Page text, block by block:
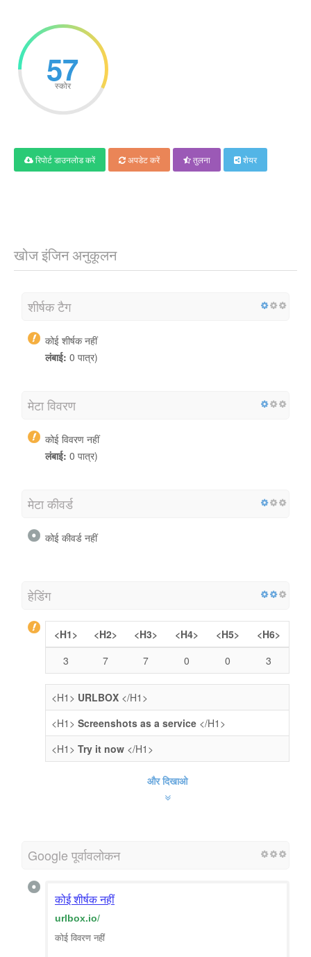
57
स्कोर
रिपोर्ट डाउनलोड करें अपडेट करें तुलना शेयर
खोज इंजिन अनुकूलन
शीर्षक टैग
कोई शीर्षक नहीं
लंबाई: 0 पात्र)
मेटा विवरण
कोई विवरण नहीं
लंबाई: 0 पात्र)
मेटा कीवर्ड
कोई कीवर्ड नहीं
हेडिंग
<H1> <H2> <H3> <H4> <H5>
<H6>
3
7 7 0 0 3
<H1> URLBOX </H1>
<H1> Screenshots as a service </H1>
<H1> Try it now </H1>
और दिखाओ
Google पूर्वावलोकन
कोई शीर्षक नहीं
urlbox.io/
कोई विवरण नहीं